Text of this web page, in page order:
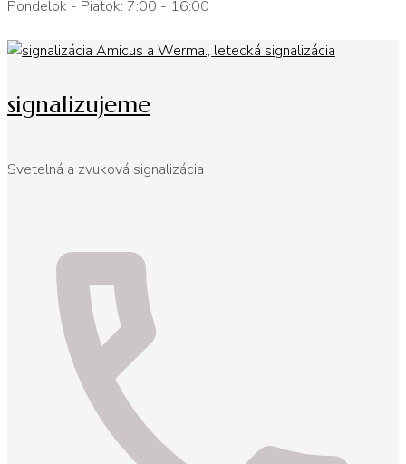
Pondelok - Piatok: 7:00 - 16:00
signalizujeme
Svetelná a zvuková signalizácia